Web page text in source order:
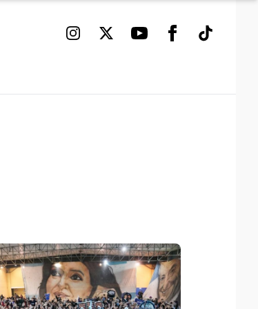
InstagramTwitterYoutubeFacebook
TikTok